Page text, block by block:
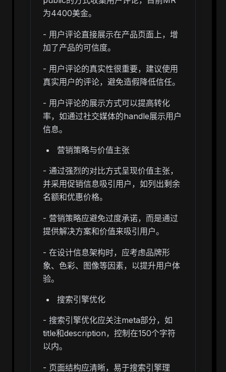
为4400美金。
- 用户评论直接展示在产品页面上，增
加了产品的可信度。
- 用户评论的真实性很重要，建议使用
真实用户的评论，避免造假降低信任。
- 用户评论的展示方式可以提高转化
率，如通过社交媒体的handle展示用户
信息。
营销策略与价值主张
- 通过强烈的对比方式呈现价值主张，
并采用促销信息吸引用户，如列出剩余
名额和优惠价格。
- 营销策略应避免过度承诺，而是通过
提供解决方案和价值来吸引用户。
- 在设计信息架构时，应考虑品牌形
象、色彩、图像等因素，以提升用户体
验。
搜索引擎优化
- 搜索引擎优化应关注meta部分，如
title和description，控制在150个字符
以内。
- 页面结构应清晰，易于搜索引擎理